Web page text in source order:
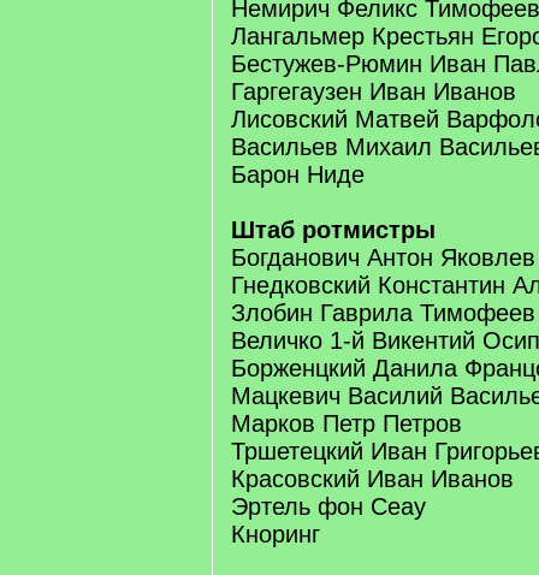
Немирич Феликс Тимофеев
Лангальмер Крестьян
Бестужев-Рюмин Иван
Гаргегаузен Иван Иванов
Лисовский Матвей
Васильев Михаил
Барон Ниде
Штаб ротмистры
Богданович Антон Яковлев
Гнедковский Константин
Злобин Гаврила Тимофеев
Величко 1-й Викентий
Борженцкий Данила
Мацкевич Василий
Марков Петр Петров
Тршетецкий Иван
Красовский Иван Иванов
Эртель фон Сеау
Кноринг